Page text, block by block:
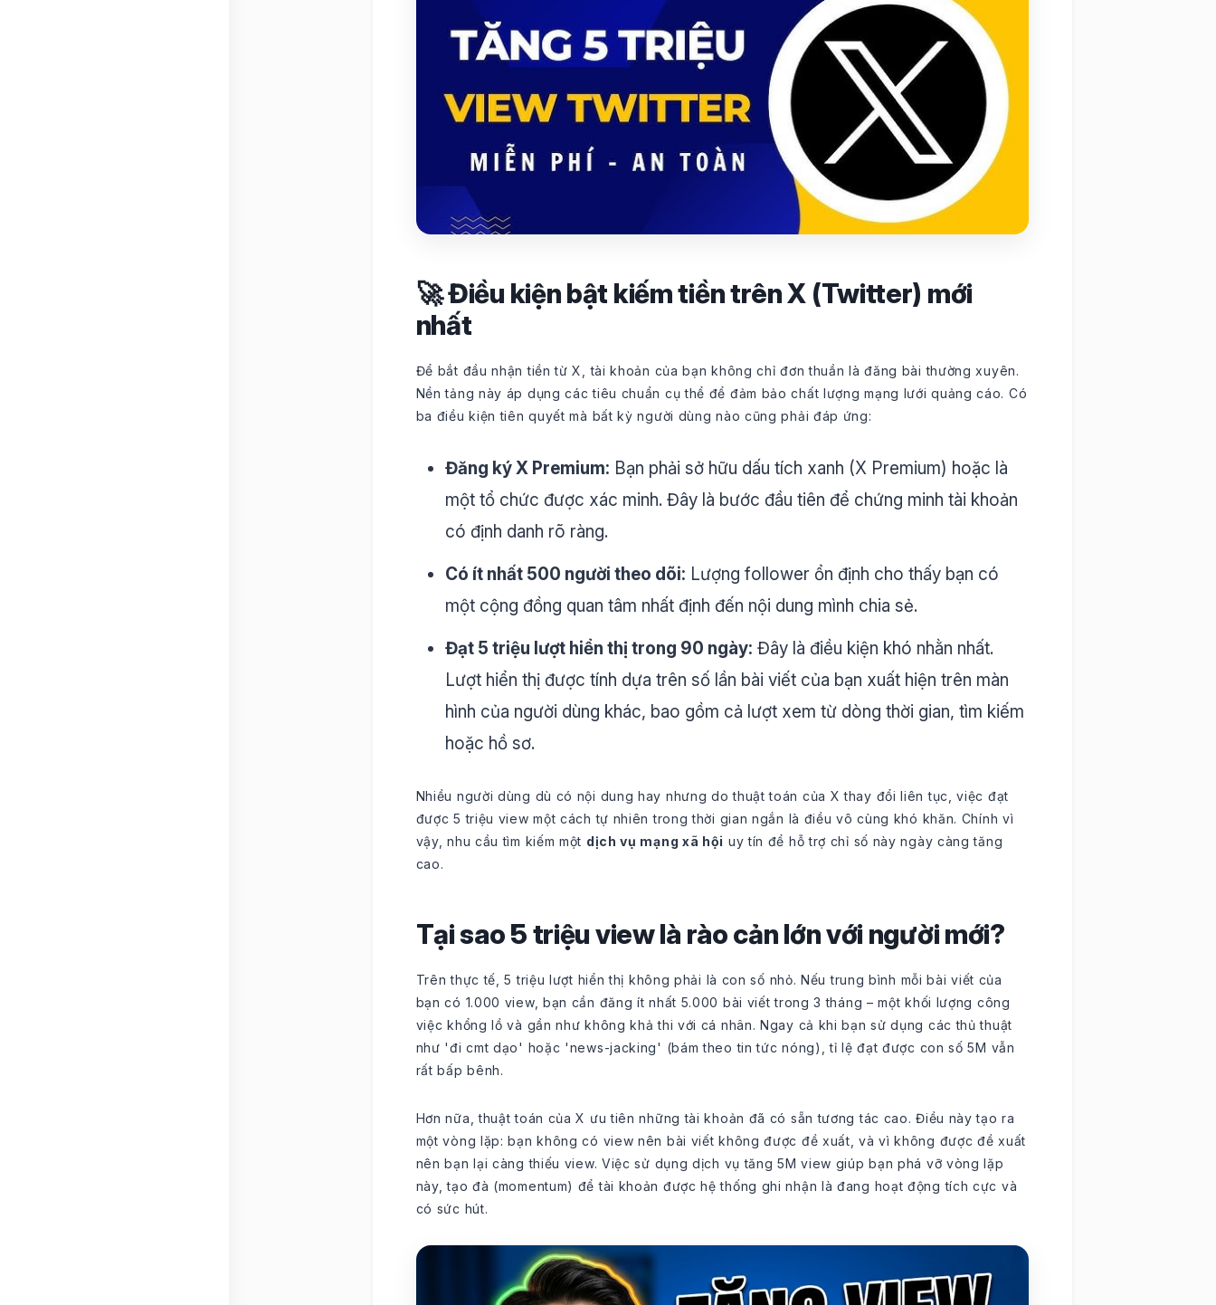
🚀 Điều kiện bật kiếm tiền trên X (Twitter) mới
nhất
Để bắt đầu nhận tiền từ X, tài khoản của bạn không chỉ đơn thuần là đăng bài thường xuyên.
Nền tảng này áp dụng các tiêu chuẩn cụ thể để đảm bảo chất lượng mạng lưới quảng cáo. Có
ba điều kiện tiên quyết mà bất kỳ người dùng nào cũng phải đáp ứng:
Đăng ký X Premium: Bạn phải sở hữu dấu tích xanh (X Premium) hoặc là
một tổ chức được xác minh. Đây là bước đầu tiên để chứng minh tài khoản
có định danh rõ ràng.
Có ít nhất 500 người theo dõi: Lượng follower ổn định cho thấy bạn có
một cộng đồng quan tâm nhất định đến nội dung mình chia sẻ.
Đạt 5 triệu lượt hiển thị trong 90 ngày: Đây là điều kiện khó nhằn nhất.
Lượt hiển thị được tính dựa trên số lần bài viết của bạn xuất hiện trên màn
hình của người dùng khác, bao gồm cả lượt xem từ dòng thời gian, tìm kiếm
hoặc hồ sơ.
Nhiều người dùng dù có nội dung hay nhưng do thuật toán của X thay đổi liên tục, việc đạt
được 5 triệu view một cách tự nhiên trong thời gian ngắn là điều vô cùng khó khăn. Chính vì
vậy, nhu cầu tìm kiếm một dịch vụ mạng xã hội uy tín để hỗ trợ chỉ số này ngày càng tăng
cao.
Tại sao 5 triệu view là rào cản lớn với người mới?
Trên thực tế, 5 triệu lượt hiển thị không phải là con số nhỏ. Nếu trung bình mỗi bài viết của
bạn có 1.000 view, bạn cần đăng ít nhất 5.000 bài viết trong 3 tháng – một khối lượng công
việc khổng lồ và gần như không khả thi với cá nhân. Ngay cả khi bạn sử dụng các thủ thuật
như 'đi cmt dạo' hoặc 'news-jacking' (bám theo tin tức nóng), tỉ lệ đạt được con số 5M vẫn
rất bấp bênh.
Hơn nữa, thuật toán của X ưu tiên những tài khoản đã có sẵn tương tác cao. Điều này tạo ra
một vòng lặp: bạn không có view nên bài viết không được đề xuất, và vì không được đề xuất
nên bạn lại càng thiếu view. Việc sử dụng dịch vụ tăng 5M view giúp bạn phá vỡ vòng lặp
này, tạo đà (momentum) để tài khoản được hệ thống ghi nhận là đang hoạt động tích cực và
có sức hút.